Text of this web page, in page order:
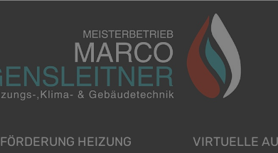
FÖRDERUNG HEIZUNG VIRTUELLE